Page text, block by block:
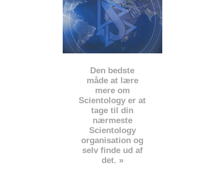
Den bedste
måde at lære
mere om
Scientology er at
tage til din
nærmeste
Scientology
organisation og
selv finde ud af
det. »